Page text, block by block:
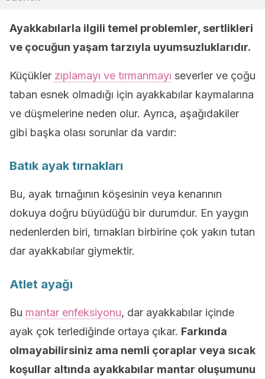
Ayakkabılarla ilgili temel problemler, sertlikleri
ve çocuğun yaşam tarzıyla uyumsuzluklarıdır.
Küçükler zıplamayı ve tırmanmayı severler ve çoğu
taban esnek olmadığı için ayakkabılar kaymalarına
ve düşmelerine neden olur. Ayrıca, aşağıdakiler
gibi başka olası sorunlar da vardır:
Batık ayak tırnakları
Bu, ayak tırnağının köşesinin veya kenarının
dokuya doğru büyüdüğü bir durumdur. En yaygın
nedenlerden biri, tırnakları birbirine çok yakın tutan
dar ayakkabılar giymektir.
Atlet ayağı
Bu mantar enfeksiyonu, dar ayakkabılar içinde
ayak çok terlediğinde ortaya çıkar. Farkında
olmayabilirsiniz ama nemli çoraplar veya sıcak
koşullar altında ayakkabılar mantar oluşumunu